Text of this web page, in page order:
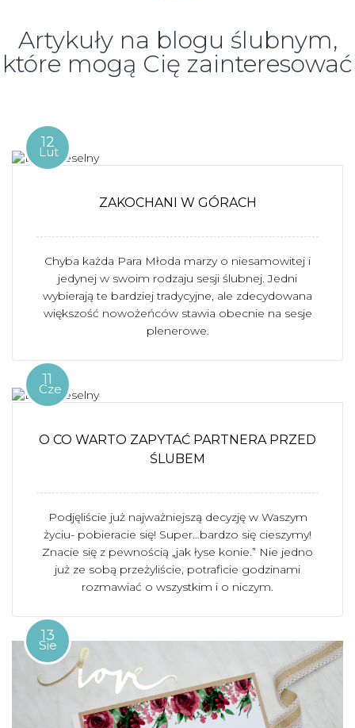
Artykuły na blogu ślubnym,
które mogą Cię zainteresować
12
Lut
ZAKOCHANI W GÓRACH
Chyba każda Para Młoda marzy o niesamowitej i
jedynej w swoim rodzaju sesji ślubnej. Jedni
wybierają te bardziej tradycyjne, ale zdecydowana
większość nowożeńców stawia obecnie na sesje
plenerowe.
11
Cze
O CO WARTO ZAPYTAĆ PARTNERA PRZED
ŚLUBEM
Podjęliście już najważniejszą decyzję w Waszym
życiu- pobieracie się! Super…bardzo się cieszymy!
Znacie się z pewnością „jak łyse konie.” Nie jedno
już ze sobą przeżyliście, potraficie godzinami
rozmawiać o wszystkim i o niczym.
13
Sie